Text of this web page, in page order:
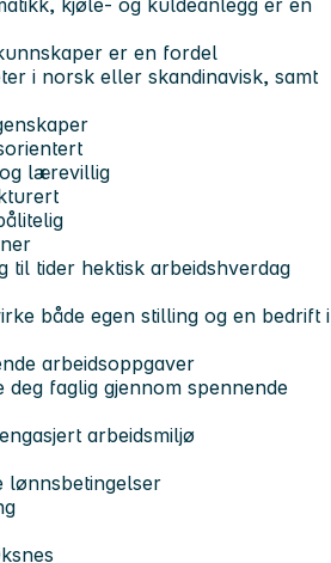
er en fordel
i norsk eller skandinavisk, samt
lærevillig
til tider hektisk arbeidshverdag
både egen stilling og en bedrift i
arbeidsoppgaver
faglig gjennom spennende
arbeidsmiljø
lønnsbetingelser